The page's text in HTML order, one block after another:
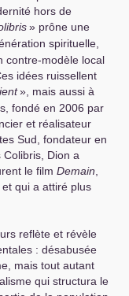
hors de
» prône une
spirituelle,
contre-modèle local
idées ruissellent
», mais aussi à
fondé en 2006 par
et réalisateur
Sud, fondateur en
Dion a
le film Demain
qui a attiré plus
reflète et révèle
: désabusée
mais tout autant
qui structura le